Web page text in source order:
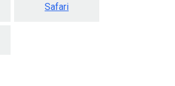
Safari